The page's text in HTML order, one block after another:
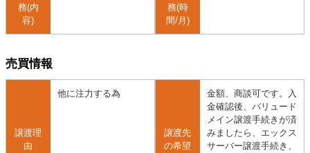
務(内
容)
務(時
間/月)
売買情報
譲渡理
由
他に注力する為
譲渡先
の希望
金額、商談可です。入
金確認後、バリュード
メイン譲渡手続きが済
みましたら、エックス
サーバー譲渡手続き、